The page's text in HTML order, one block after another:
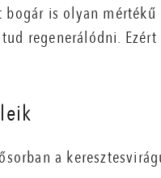
bogár is olyan
regenerálódni.
a